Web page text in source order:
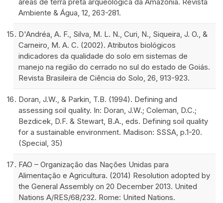
Ambiente & Água, 12, 263-281.
D'Andréa, A. F., Silva, M. L. N., Curi, N., Siqueira, J. O., &
Carneiro, M. A. C. (2002). Atributos biológicos
indicadores da qualidade do solo em sistemas de
manejo na região do cerrado no sul do estado de Goiás.
Revista Brasileira de Ciência do Solo, 26, 913-923.
Doran, J.W., & Parkin, T.B. (1994). Defining and
assessing soil quality. In: Doran, J.W.; Coleman, D.C.;
Bezdicek, D.F. & Stewart, B.A., eds. Defining soil quality
for a sustainable environment. Madison: SSSA, p.1-20.
(Special, 35)
FAO – Organização das Nações Unidas para
Alimentação e Agricultura. (2014) Resolution adopted by
the General Assembly on 20 December 2013. United
Nations A/RES/68/232. Rome: United Nations.